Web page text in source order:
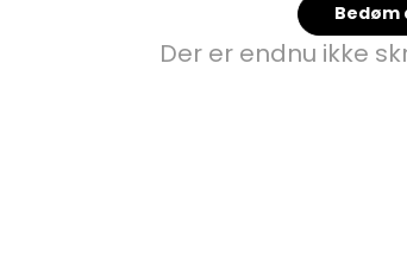
Der er endnu ikke